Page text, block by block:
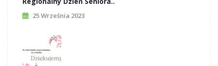
25 Września 2023